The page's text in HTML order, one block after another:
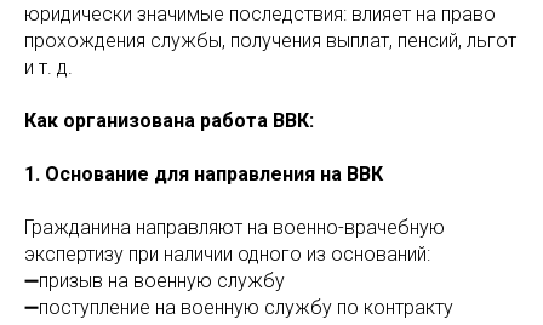
юридически значимые последствия: влияет на право
прохождения службы, получения выплат, пенсий, льгот
и т. д.
Как организована работа ВВК:
1. Основание для направления на ВВК
Гражданина направляют на военно-врачебную
экспертизу при наличии одного из оснований:
➖призыв на военную службу
➖поступление на военную службу по контракту